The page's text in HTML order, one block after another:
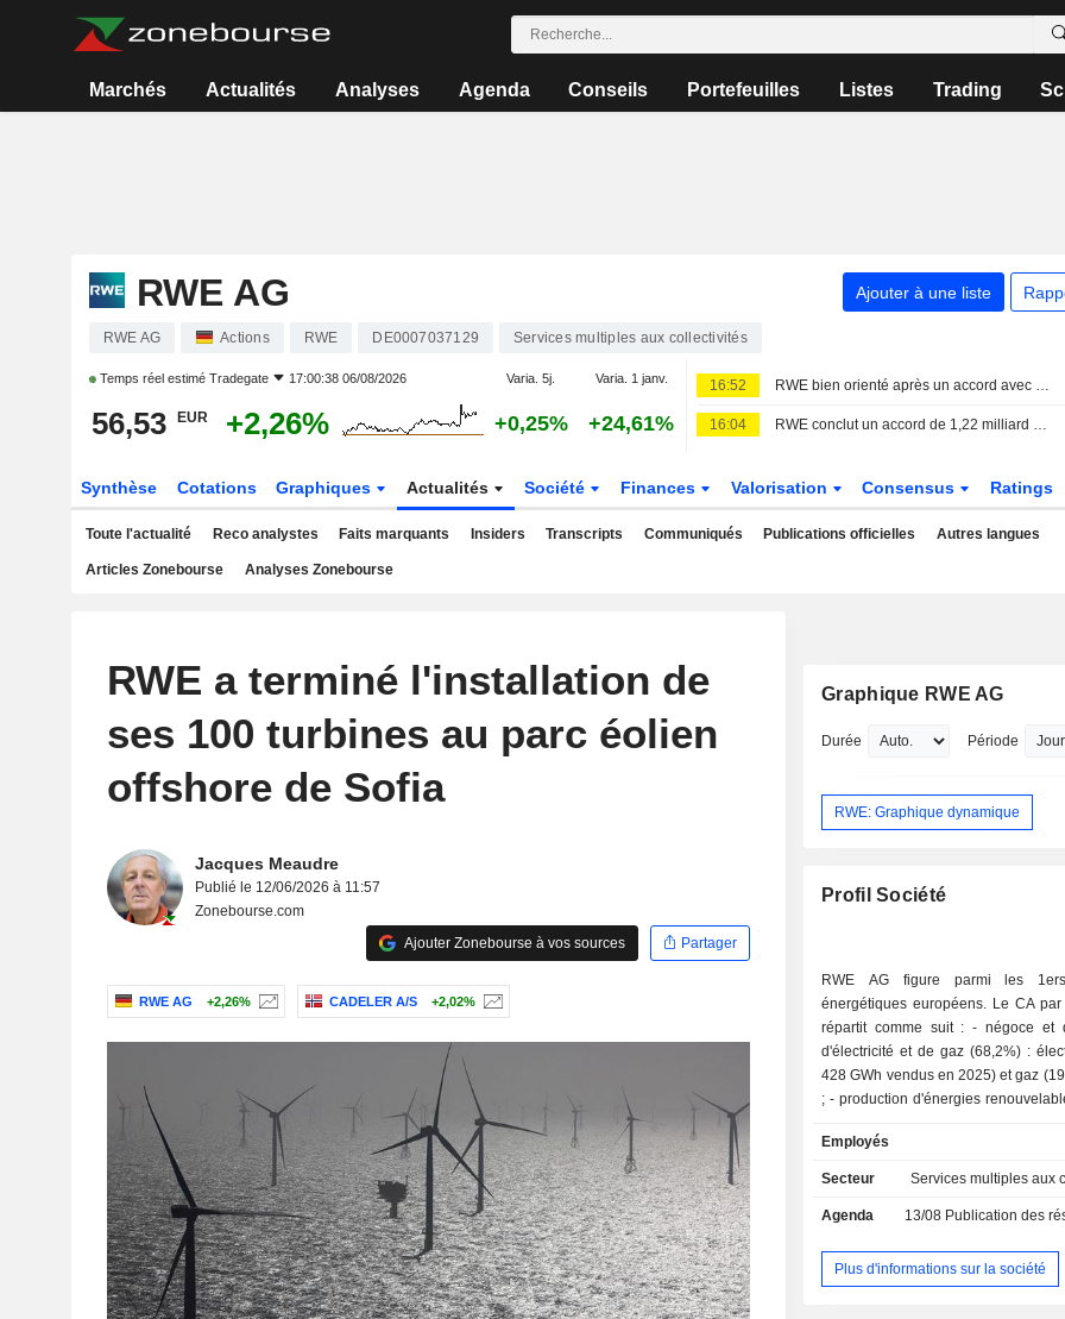
Marchés Actualités Analyses Agenda Conseils Portefeuilles Listes Trading
RWE AG Ajouter à une liste
RWE AG Actions RWE DE0007037129 Services multiples aux collectivités
Temps réel estimé Tradegate 17:00:38 06/08/2026 Varia. 5j. Varia. 1 janv.
56,53 EUR +2,26% +0,25% +24,61%
16:52 RWE bien orienté après un accord avec Washington sur ses baux éoliens offshore
16:04 RWE conclut un accord de 1,22 milliard de dollars pour annuler ses baux éoliens offshore aux États-Unis et investir dans le gaz
Synthèse Cotations Graphiques Actualités Société Finances Valorisation Consensus Ratings
Toute l'actualité Reco analystes Faits marquants Insiders Transcripts Communiqués Publications officielles Autres langues
Articles Zonebourse Analyses Zonebourse
RWE a terminé l'installation de
ses 100 turbines au parc éolien
offshore de Sofia
Jacques Meaudre
Publié le 12/06/2026 à 11:57
Zonebourse.com
Ajouter Zonebourse à vos sources
Partager
RWE AG +2,26% CADELER A/S +2,02%
Graphique RWE AG
Durée Période
RWE: Graphique dynamique
Profil Société
RWE AG figure parmi les
énergétiques européens. Le CA
répartit comme suit : - négoce et distribution
d'électricité et de gaz (68,2%) :
428 GWh vendus en 2025) et gaz
; - production d'énergies renouvelables (27,5%)
hydroélectriques, et d'énergies
biomasse (122 342 GWh produits en
stockage d'énergie dans des
pompage-turbinage, ainsi que de
d'hydrogène ; - autres (4,3%). La répartition
Employés
Secteur Services multiples aux
Agenda 13/08 Publication des résultats
Plus d'informations sur la société